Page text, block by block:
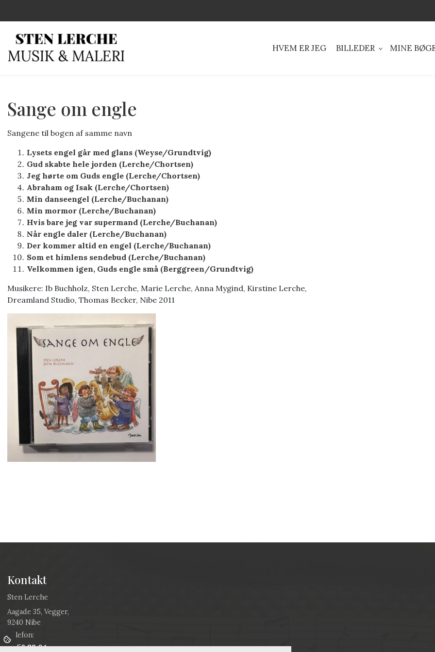
HVEM ER JEG BILLEDER MINE
Sange om engle
Sangene til bogen af samme navn
Lysets engel går med glans (Weyse/Grundtvig)
Gud skabte hele jorden (Lerche/Chortsen)
Jeg hørte om Guds engle (Lerche/Chortsen)
Abraham og Isak (Lerche/Chortsen)
Min danseengel (Lerche/Buchanan)
Min mormor (Lerche/Buchanan)
Hvis bare jeg var supermand (Lerche/Buchanan)
Når engle daler (Lerche/Buchanan)
Der kommer altid en engel (Lerche/Buchanan)
Som et himlens sendebud (Lerche/Buchanan)
Velkommen igen, Guds engle små (Berggreen/Grundtvig)
Musikere: Ib Buchholz, Sten Lerche, Marie Lerche, Anna Mygind, Kirstine Lerche,
Dreamland Studio, Thomas Becker, Nibe 2011
Kontakt
Sten Lerche
Aagade 35, Vegger,
9240 Nibe
Telefon:
22 56 89 04